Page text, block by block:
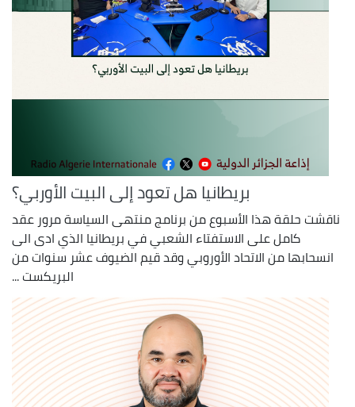
بريطانيا هل تعود إلى البيت الأوربي؟
ناقشت حلقة هذا الأسبوع من برنامج منتهى السياسة مرور عقد
كامل على الاستفتاء الشعبي في بريطانيا الذي ادى الى
انسحابها من الاتحاد الأوروبي وقد قيم الضيوف عشر سنوات من
البريكست ...